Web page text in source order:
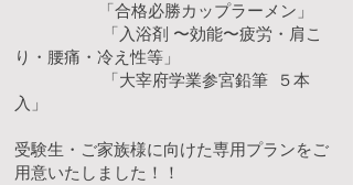
「合格必勝カップラーメン」
「入浴剤 〜効能〜疲労・肩こ
り・腰痛・冷え性等」
「大宰府学業参宮鉛筆 ５本
入」
受験生・ご家族様に向けた専用プランをご
用意いたしました！！